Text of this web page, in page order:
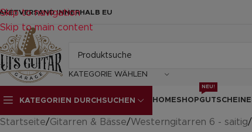
Skip to navigation
Skip to main content
INNERHALB EU
KATEGORIE WÄHLEN
KATEGORIEN DURCHSUCHEN HOMESHOPGUTSCHEINE
NEU!
Startseite/Gitarren & Bässe/Westerngitarren 6 - saitig/